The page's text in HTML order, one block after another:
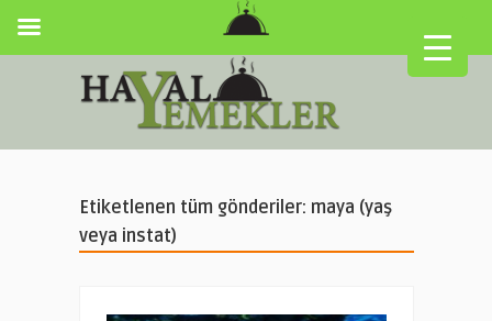
Etiketlenen tüm gönderiler: maya (yaş
veya instat)